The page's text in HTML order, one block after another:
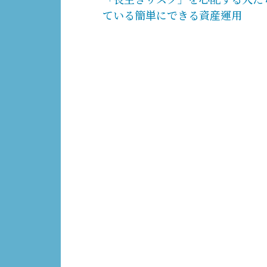
ている簡単にできる資産運用